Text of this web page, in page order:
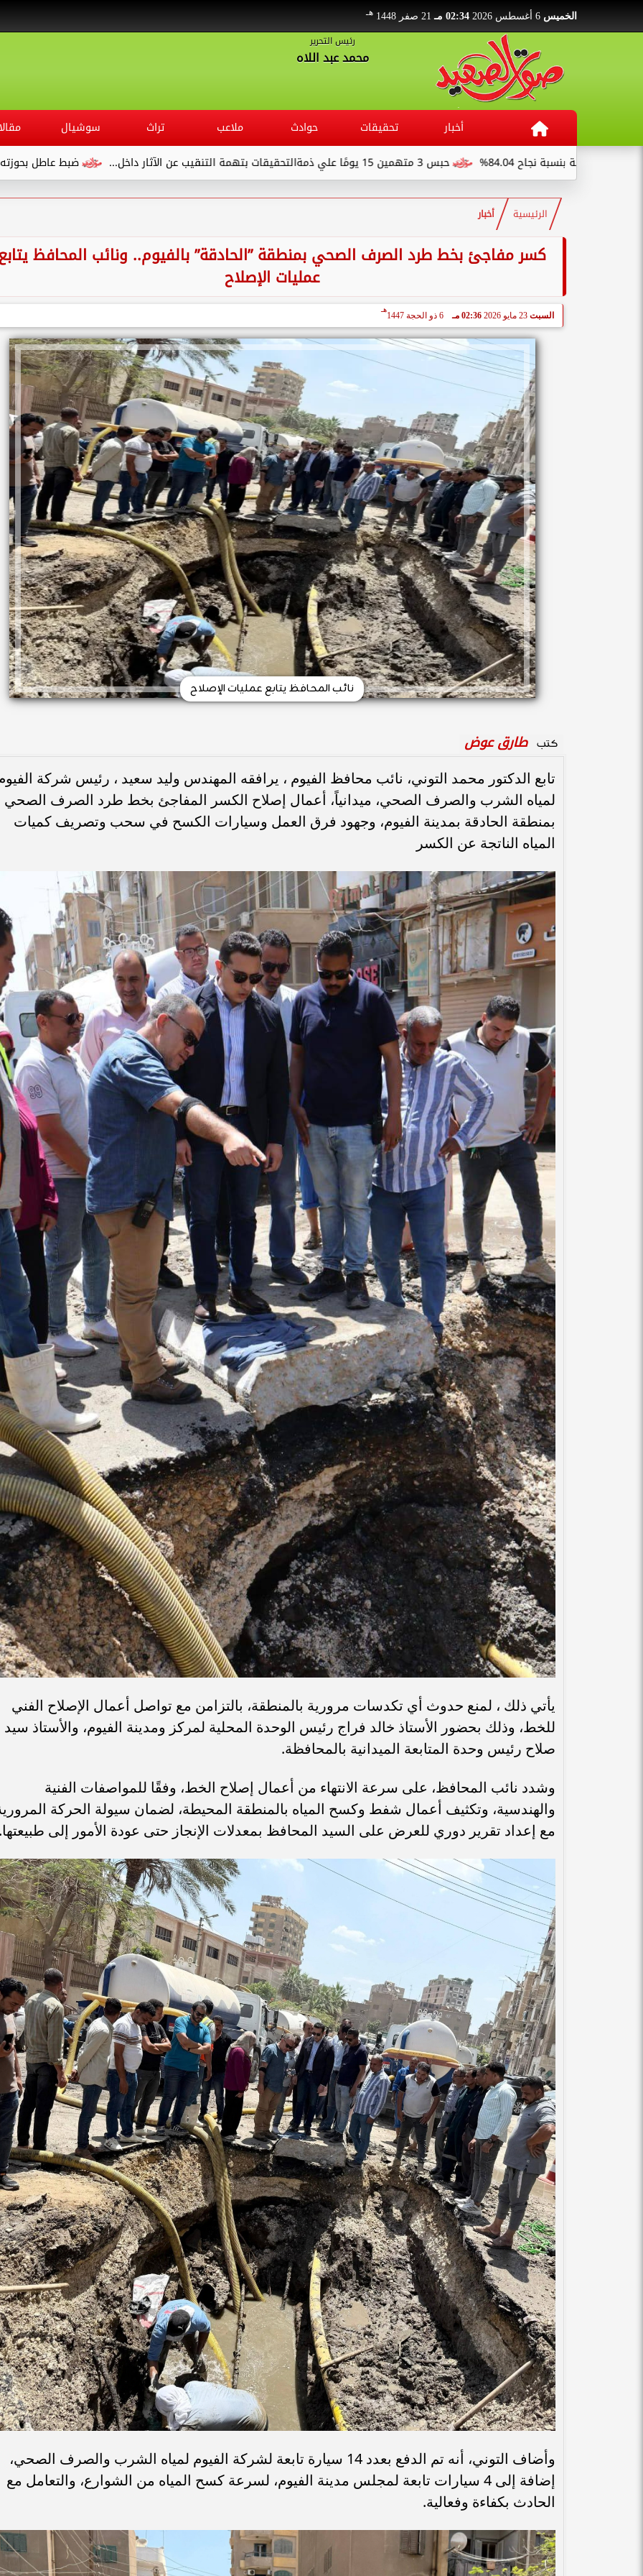
الخميس 02:34 مـ 21 صفر 1448 هـ
رئيس التحرير
محمد عبد اللاه
أخبار تحقيقات حوادث ملاعب تراث سوشيال
ضبط عاطل بحوزته 75 طربة حشيش داخل قطار في قنا
حبس 3 متهمين 15 يومًا علي ذمةالتحقيقات بتهمة التنقيب عن الآثار داخل...
الرئيسية أخبار
كسر مفاجئ بخط طرد الصرف الصحي بمنطقة ”الحادقة” بالفيوم.. ونائب المحافظ
عمليات الإصلاح
السبت 23 مايو 2026 02:36 مـ 6 ذو الحجة 1447
هـ
نائب المحافظ يتابع عمليات الإصلاح
كتب طارق عوض
تابع الدكتور محمد التوني، نائب محافظ الفيوم ، يرافقه المهندس وليد سعيد ، رئيس شركة
لمياه الشرب والصرف الصحي، ميدانياً، أعمال إصلاح الكسر المفاجئ بخط طرد الصرف الصحي
بمنطقة الحادقة بمدينة الفيوم، وجهود فرق العمل وسيارات الكسح في سحب وتصريف كميات
المياه الناتجة عن الكسر
يأتي ذلك ، لمنع حدوث أي تكدسات مرورية بالمنطقة، بالتزامن مع تواصل أعمال الإصلاح الفني
للخط، وذلك بحضور الأستاذ خالد فراج رئيس الوحدة المحلية لمركز ومدينة الفيوم، والأستاذ سيد
صلاح رئيس وحدة المتابعة الميدانية بالمحافظة.
وشدد نائب المحافظ، على سرعة الانتهاء من أعمال إصلاح الخط، وفقًا للمواصفات الفنية
والهندسية، وتكثيف أعمال شفط وكسح المياه بالمنطقة المحيطة، لضمان سيولة الحركة
مع إعداد تقرير دوري للعرض على السيد المحافظ بمعدلات الإنجاز حتى عودة الأمور إلى
وأضاف التوني، أنه تم الدفع بعدد 14 سيارة تابعة لشركة الفيوم لمياه الشرب والصرف الصحي،
إضافة إلى 4 سيارات تابعة لمجلس مدينة الفيوم، لسرعة كسح المياه من الشوارع، والتعامل مع
الحادث بكفاءة وفعالية.